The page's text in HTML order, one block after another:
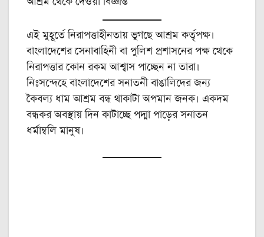
এই মুহূর্তে নিরাপত্তাহীনতায় ভুগছে আশ্রম কর্তৃপক্ষ।
বাংলাদেশের সেনাবাহিনী বা পুলিশ প্রশাসনের পক্ষ থেকে
নিরাপত্তার কোন রকম আশ্বাস পাচ্ছেন না তারা।
নিঃসন্দেহে বাংলাদেশের সনাতনী বাঙালিদের জন্য
কৈবল্য ধাম আশ্রম বন্ধ থাকাটা অপমান জনক। একদম
বন্ধকর অবস্থায় দিন কাটাচ্ছে পদ্মা পাড়ের সনাতন
ধর্মাম্বলি মানুষ।